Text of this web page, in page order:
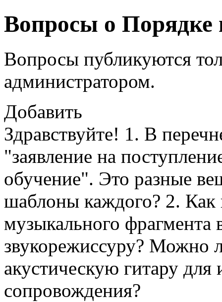
Вопросы о Порядке
Вопросы публикуются
администратором.
Добавить
Здравствуйте! 1. В
"заявление на
обучение". Это разные
шаблоны каждого? 2. Как
музыкального фрагмента
звукорежиссуру? Можно
акустическую гитару для
сопровождения?